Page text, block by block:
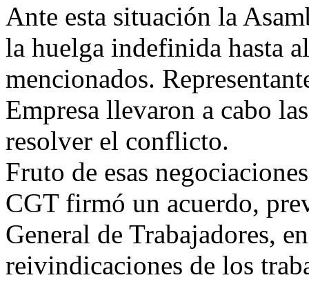
Ante esta situación la
la huelga indefinida hasta
mencionados.
Empresa llevaron a cabo
resolver el conflicto.
Fruto de esas
CGT firmó un acuerdo,
General de Trabajadores,
reivindicaciones de los